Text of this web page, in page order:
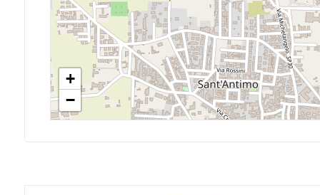
+
−
Posto auto/Box
Balcone/Terrazzo
Ascensore